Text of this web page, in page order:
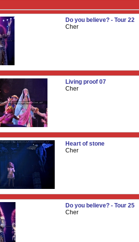
Do you believe? - Tour 22
Cher
Living proof 07
Cher
Heart of stone
Cher
Do you believe? - Tour 25
Cher